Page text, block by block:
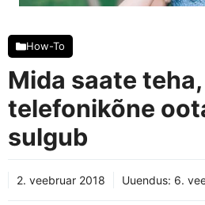
How-To
Mida saate
telefonikõne
sulgub
2. veebruar 2018 Uuendus: 6.